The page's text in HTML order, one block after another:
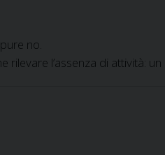
no.
l’assenza di attività: